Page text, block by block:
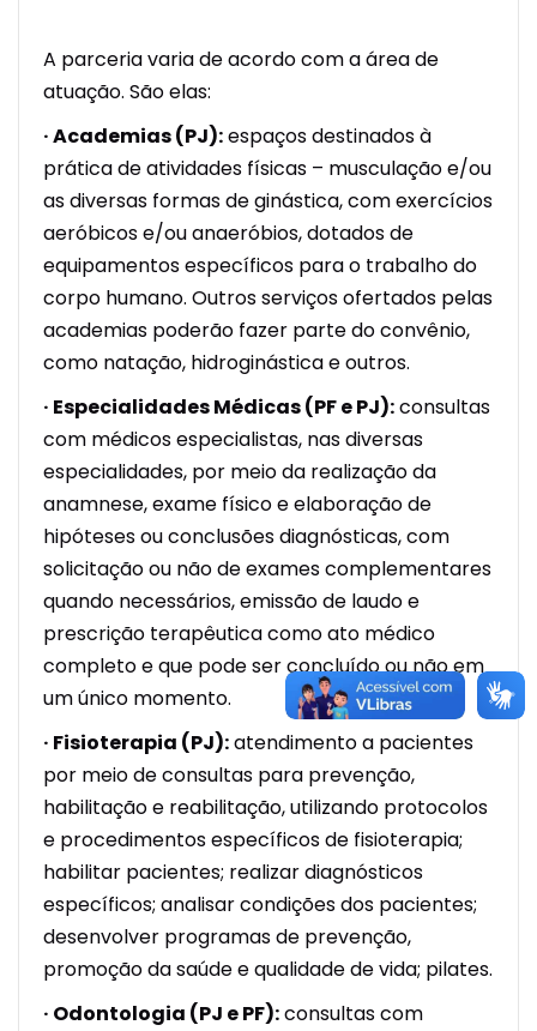
A parceria varia de acordo com a área de
atuação. São elas:
· Academias (PJ):espaços destinados à
prática de atividades físicas – musculação e/ou
as diversas formas de ginástica, com exercícios
aeróbicos e/ou anaeróbios, dotados de
equipamentos específicos para o trabalho do
corpo humano. Outros serviços ofertados pelas
academias poderão fazer parte do convênio,
como natação, hidroginástica e outros.
· Especialidades Médicas (PF e PJ):consultas
com médicos especialistas, nas diversas
especialidades, por meio da realização da
anamnese, exame físico e elaboração de
hipóteses ou conclusões diagnósticas, com
solicitação ou não de exames complementares
quando necessários, emissão de laudo e
prescrição terapêutica como ato médico
completo e que pode ser concluído ou não em
um único momento.
· Fisioterapia (PJ):atendimento a pacientes
por meio de consultas para prevenção,
habilitação e reabilitação, utilizando protocolos
e procedimentos específicos de fisioterapia;
habilitar pacientes; realizar diagnósticos
específicos; analisar condições dos pacientes;
desenvolver programas de prevenção,
promoção da saúde e qualidade de vida; pilates.
· Odontologia (PJ e PF):consultas com